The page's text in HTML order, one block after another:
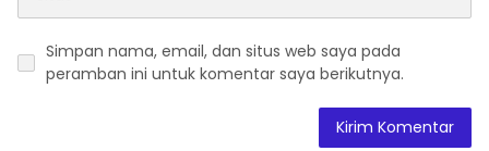
Simpan nama, email, dan situs web saya pada
peramban ini untuk komentar saya berikutnya.